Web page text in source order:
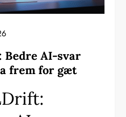
Bedre AI-svar
frem for gæt